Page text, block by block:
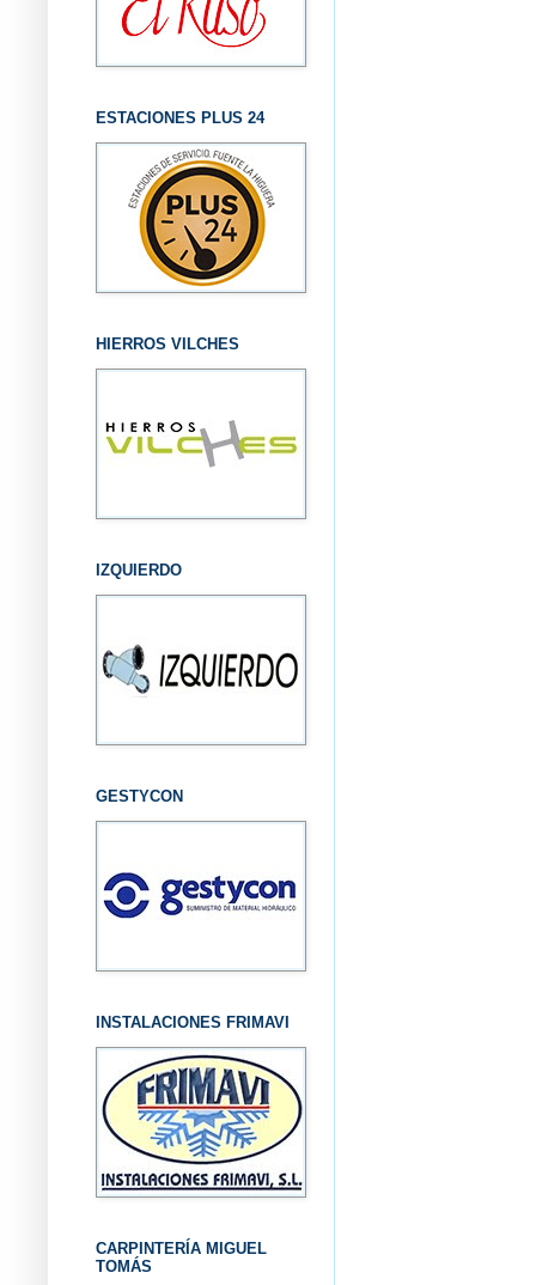
ESTACIONES PLUS 24
HIERROS VILCHES
IZQUIERDO
GESTYCON
INSTALACIONES FRIMAVI
CARPINTERÍA MIGUEL
TOMÁS